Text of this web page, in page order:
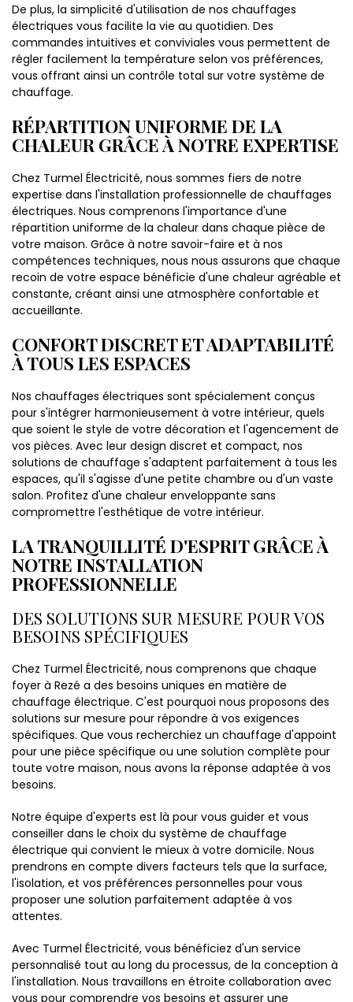
De plus, la simplicité d'utilisation de nos chauffages
électriques vous facilite la vie au quotidien. Des
commandes intuitives et conviviales vous permettent de
régler facilement la température selon vos préférences,
vous offrant ainsi un contrôle total sur votre système de
chauffage.
RÉPARTITION UNIFORME DE LA
CHALEUR GRÂCE À NOTRE EXPERTISE
Chez Turmel Électricité, nous sommes fiers de notre
expertise dans l'installation professionnelle de chauffages
électriques. Nous comprenons l'importance d'une
répartition uniforme de la chaleur dans chaque pièce de
votre maison. Grâce à notre savoir-faire et à nos
compétences techniques, nous nous assurons que chaque
recoin de votre espace bénéficie d'une chaleur agréable et
constante, créant ainsi une atmosphère confortable et
accueillante.
CONFORT DISCRET ET ADAPTABILITÉ
À TOUS LES ESPACES
Nos chauffages électriques sont spécialement conçus
pour s'intégrer harmonieusement à votre intérieur, quels
que soient le style de votre décoration et l'agencement de
vos pièces. Avec leur design discret et compact, nos
solutions de chauffage s'adaptent parfaitement à tous les
espaces, qu'il s'agisse d'une petite chambre ou d'un vaste
salon. Profitez d'une chaleur enveloppante sans
compromettre l'esthétique de votre intérieur.
LA TRANQUILLITÉ D'ESPRIT GRÂCE À
NOTRE INSTALLATION
PROFESSIONNELLE
DES SOLUTIONS SUR MESURE POUR VOS
BESOINS SPÉCIFIQUES
Chez Turmel Électricité, nous comprenons que chaque
foyer à Rezé a des besoins uniques en matière de
chauffage électrique. C'est pourquoi nous proposons des
solutions sur mesure pour répondre à vos exigences
spécifiques. Que vous recherchiez un chauffage d'appoint
pour une pièce spécifique ou une solution complète pour
toute votre maison, nous avons la réponse adaptée à vos
besoins.
Notre équipe d'experts est là pour vous guider et vous
conseiller dans le choix du système de chauffage
électrique qui convient le mieux à votre domicile. Nous
prendrons en compte divers facteurs tels que la surface,
l'isolation, et vos préférences personnelles pour vous
proposer une solution parfaitement adaptée à vos
attentes.
Avec Turmel Électricité, vous bénéficiez d'un service
personnalisé tout au long du processus, de la conception à
l'installation. Nous travaillons en étroite collaboration avec
vous pour comprendre vos besoins et assurer une